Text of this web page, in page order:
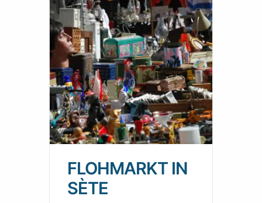
FLOHMARKT IN
SÈTE